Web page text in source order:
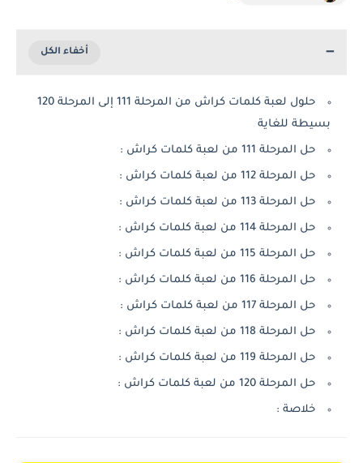
حلول لعبة كلمات كراش من المرحلة 111 إلى المرحلة 120
بسيطة للغاية
حل المرحلة 111 من لعبة كلمات كراش :
حل المرحلة 112 من لعبة كلمات كراش :
حل المرحلة 113 من لعبة كلمات كراش :
حل المرحلة 114 من لعبة كلمات كراش :
حل المرحلة 115 من لعبة كلمات كراش :
حل المرحلة 116 من لعبة كلمات كراش :
حل المرحلة 117 من لعبة كلمات كراش :
حل المرحلة 118 من لعبة كلمات كراش :
حل المرحلة 119 من لعبة كلمات كراش :
حل المرحلة 120 من لعبة كلمات كراش :
خلاصة :